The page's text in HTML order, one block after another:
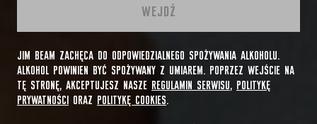
WEJDŹ
JIM BEAM ZACHĘCA DO ODPOWIEDZIALNEGO SPOŻYWANIA ALKOHOLU.
ALKOHOL POWINIEN BYĆ SPOŻYWANY Z UMIAREM. POPRZEZ WEJŚCIE NA
TĘ STRONĘ, AKCEPTUJESZ NASZE REGULAMIN SERWISU, POLITYKĘ
PRYWATNOŚCI
ORAZ POLITYKĘ COOKIES.